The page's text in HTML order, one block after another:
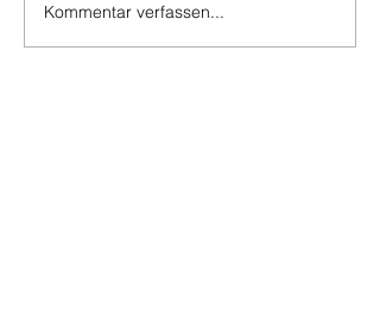
Kommentar verfassen...